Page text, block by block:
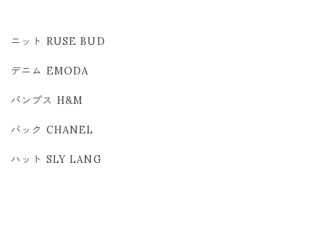
ニット RUSE BUD
デニム EMODA
パンプス H&M
バック CHANEL
ハット SLY LANG